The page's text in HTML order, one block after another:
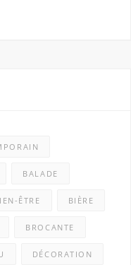
BALADE
ÊTRE BIÈRE
BROCANTE
DÉCORATION